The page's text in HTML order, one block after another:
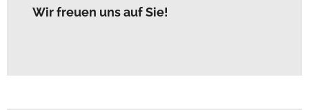
Wir freuen uns auf Sie!